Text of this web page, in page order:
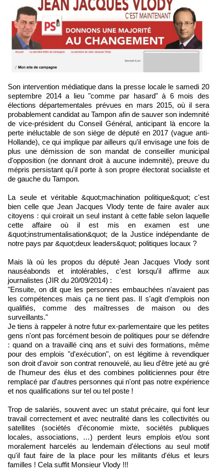
Son intervention médiatique dans la presse locale le samedi 20
septembre 2014 a lieu "comme par hasard" à 6 mois des
élections départementales prévues en mars 2015, où il sera
probablement candidat au Tampon afin de sauver son indemnité
de vice-président du Conseil Général, anticipant là encore la
perte inéluctable de son siège de député en 2017 (vague anti-
Hollande), ce qui implique par ailleurs qu'il envisage une fois de
plus une démission de son mandat de conseiller municipal
d'opposition (ne donnant droit à aucune indemnité), preuve du
mépris persistant qu'il porte à son propre électorat socialiste et
de gauche du Tampon.
La seule et véritable &quot;machination politique&quot; c'est
bien celle que Jean Jacques Vlody tente de faire avaler aux
citoyens : qui croirait un seul instant à cette fable selon laquelle
cette affaire où il est mis en examen est une
&quot;instrumentalisation&quot; de la Justice indépendante de
notre pays par &quot;deux leaders&quot; politiques locaux ?
Mais là où les propos du député Jean Jacques Vlody sont
nauséabonds et intolérables, c'est lorsqu'il affirme aux
journalistes (JIR du 20/09/2014) :
"Ensuite, on dit que les personnes embauchées n'avaient pas
les compétences mais ça ne tient pas. Il s'agit d'emplois non
qualifiés, comme des maîtresses de maison ou des
surveillants."
Je tiens à rappeler à notre futur ex-parlementaire que les petites
gens n'ont pas forcément besoin de politiques pour se défendre
: quand on a travaillé cinq ans et suivi des formations, même
pour des emplois "d'exécution", on est légitime à revendiquer
son droit d'avoir son contrat renouvelé, au lieu d'être jeté au gré
de l'humeur des élus et des combines politiciennes pour être
remplacé par d'autres personnes qui n'ont pas notre expérience
et nos qualifications sur tel ou tel poste !
Trop de salariés, souvent avec un statut précaire, qui font leur
travail correctement et avec neutralité dans les collectivités ou
satellites (sociétés d'économie mixte, sociétés publiques
locales, associations, …) perdent leurs emplois et/ou sont
moralement harcelés au lendemain d'élections au seul motif
qu'il faut faire de la place pour les militants d'élus et leurs
familles ! Cela suffit Monsieur Vlody !!!